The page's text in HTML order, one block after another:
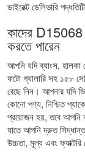
ডাইরেক্ট ডেলিভারি
কাদের D15068
করতে পারেন
আপনি যদি ব্যাংস,
ফটো গ্যালারি সহ ১৫৮
বেছে নিন। আপনার যদি
কোনো পণ্য, নিশ্চিত
প্রয়োজন হয়, তবে আপনি
যাতে আপনি দ্রুত সিদ্ধান্ত
উচ্চতা, মূল্য এবং